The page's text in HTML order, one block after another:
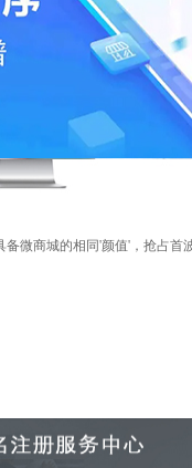
微商城的相同'颜值'，抢占首